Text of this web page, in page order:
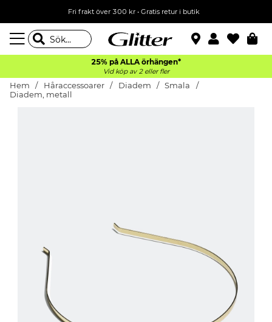
Fri frakt över 300 kr• Gratis retur i butik
25% på ALLA örhängen*
Vid köp av 2 eller fler
Hem Håraccessoarer Diadem
Smala
Diadem, metall